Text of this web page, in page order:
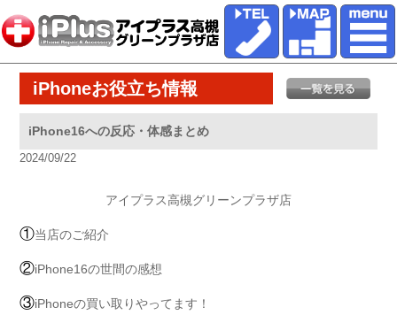
iPhoneお役立ち情報
iPhone16への反応・体感まとめ
2024/09/22
アイプラス高槻グリーンプラザ店
①当店のご紹介
②iPhone16の世間の感想
③iPhoneの買い取りやってます！